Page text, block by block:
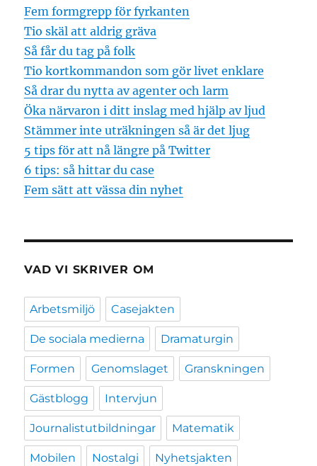
Fem formgrepp för fyrkanten
Tio skäl att aldrig gräva
Så får du tag på folk
Tio kortkommandon som gör livet enklare
Så drar du nytta av agenter och larm
Öka närvaron i ditt inslag med hjälp av ljud
Stämmer inte uträkningen så är det ljug
5 tips för att nå längre på Twitter
6 tips: så hittar du case
Fem sätt att vässa din nyhet
VAD VI SKRIVER OM
Arbetsmiljö Casejakten
De sociala medierna Dramaturgin
Formen Genomslaget Granskningen
Gästblogg Intervjun
Journalistutbildningar Matematik
Mobilen Nostalgi Nyhetsjakten